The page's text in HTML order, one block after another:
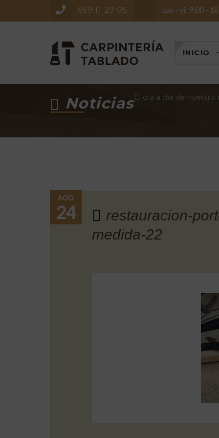
659 11 29 05 Lun - vi: 9:00 -
INICIO
NoticiasEl día a día de nuestro
AGO
24
restauracion-
medida-22